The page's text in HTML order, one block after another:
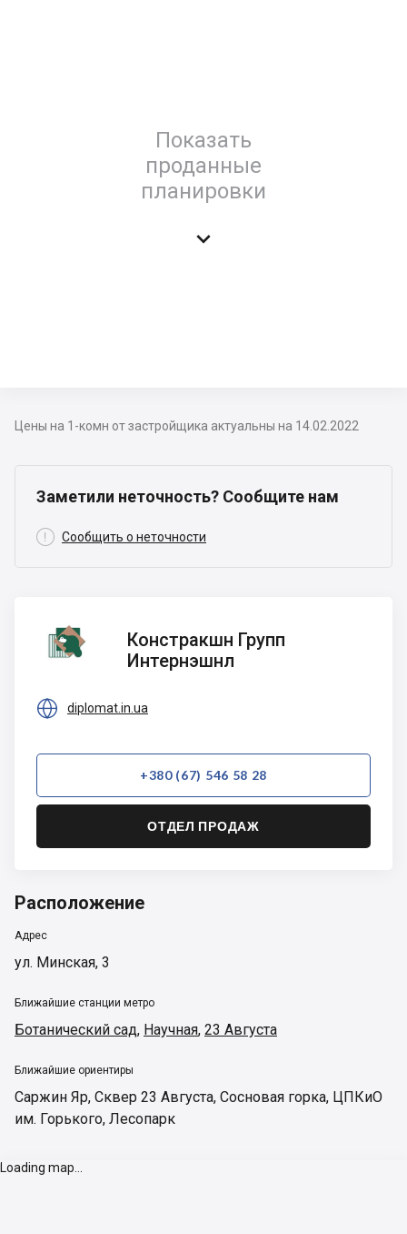
Показать
проданные
планировки

Цены на 1-комн от застройщика актуальны на 14.02.2022
Заметили неточность? Сообщите нам
 Сообщить о неточности
Констракшн
Групп
Интернэшнл
Констракшн Групп
Интернэшнл
 diplomat.in.ua
+380 (67) 546 58 28
ОТДЕЛ ПРОДАЖ
Расположение
Адрес
ул. Минская, 3
Ближайшие станции метро
Ботанический сад, Научная, 23 Августа
Ближайшие ориентиры
Саржин Яр, Сквер 23 Августа, Сосновая горка, ЦПКиО
им. Горького, Лесопарк
Loading map...